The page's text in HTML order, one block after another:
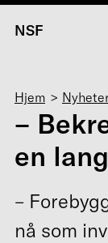
NSF
Hjem
–
en
–
nå som